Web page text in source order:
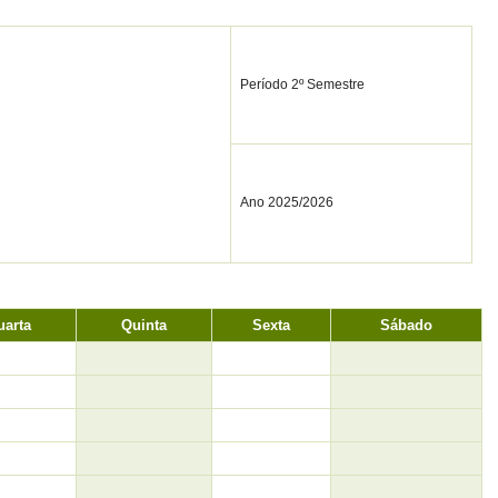
Período 2º Semestre
Ano 2025/2026
Quinta Sexta
Sábado